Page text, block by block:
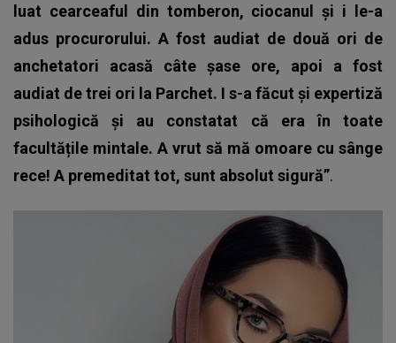
luat cearceaful din tomberon, ciocanul și i le-a
adus procurorului. A fost audiat de două ori de
anchetatori acasă câte șase ore, apoi a fost
audiat de trei ori la Parchet. I s-a făcut și expertiză
psihologică și au constatat că era în toate
facultățile mintale. A vrut să mă omoare cu sânge
rece! A premeditat tot, sunt absolut sigură”.